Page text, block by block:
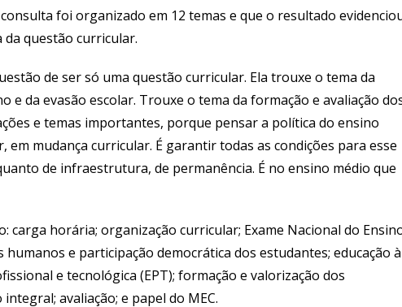
foi organizado em 12 temas e que o resultado
questão curricular.
de ser só uma questão curricular. Ela trouxe o tema da
da evasão escolar. Trouxe o tema da formação e avaliação
e temas importantes, porque pensar a política do ensino
mudança curricular. É garantir todas as condições para esse
de infraestrutura, de permanência. É no ensino médio que
carga horária; organização curricular; Exame Nacional do
e participação democrática dos estudantes; educação à
e tecnológica (EPT); formação e valorização dos
avaliação; e papel do MEC.